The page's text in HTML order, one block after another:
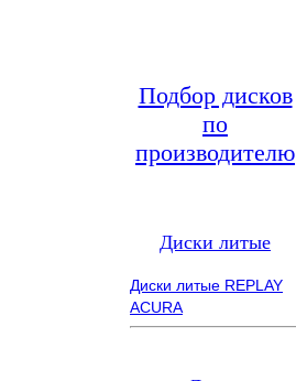
Подбор дисков
по
производителю
Диски литые
Диски литые REPLAY
ACURA